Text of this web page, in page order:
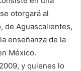
otorgará al
de Aguascalientes,
enseñanza de la
México.
y quienes lo